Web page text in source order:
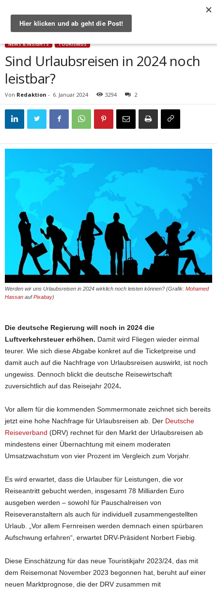
Start News & Insights Sind Urlaubsreisen in 2024 noch leistbar?
NEWS & INSIGHTS TOURISMUS
Sind Urlaubsreisen in 2024 noch
leistbar?
Von Redaktion - 6. Januar 2024 3294 2
Werden wir uns Urlaubsreisen in 2024 wirklich noch leisten können? (Grafik: Mohamed
Hassan aufPixabay)
Die deutsche Regierung will noch in 2024 die
Luftverkehrsteuer erhöhen. Damit wird Fliegen wieder einmal
teurer. Wie sich diese Abgabe konkret auf die Ticketpreise und
damit auch auf die Nachfrage von Urlaubsreisen auswirkt, ist noch
ungewiss. Dennoch blickt die deutsche Reisewirtschaft
zuversichtlich auf das Reisejahr 2024.
Vor allem für die kommenden Sommermonate zeichnet sich bereits
jetzt eine hohe Nachfrage für Urlaubsreisen ab. Der Deutsche
Reiseverband (DRV) rechnet für den Markt der Urlaubsreisen ab
mindestens einer Übernachtung mit einem moderaten
Umsatzwachstum von vier Prozent im Vergleich zum Vorjahr.
Es wird erwartet, dass die Urlauber für Leistungen, die vor
Reiseantritt gebucht werden, insgesamt 78 Milliarden Euro
ausgeben werden – sowohl für Pauschalreisen von
Reiseveranstaltern als auch für individuell zusammengestellten
Urlaub. „Vor allem Fernreisen werden demnach einen spürbaren
Aufschwung erfahren“, erwartet DRV-Präsident Norbert Fiebig.
Diese Einschätzung für das neue Touristikjahr 2023/24, das mit
dem Reisemonat November 2023 begonnen hat, beruht auf einer
neuen Marktprognose, die der DRV zusammen mit